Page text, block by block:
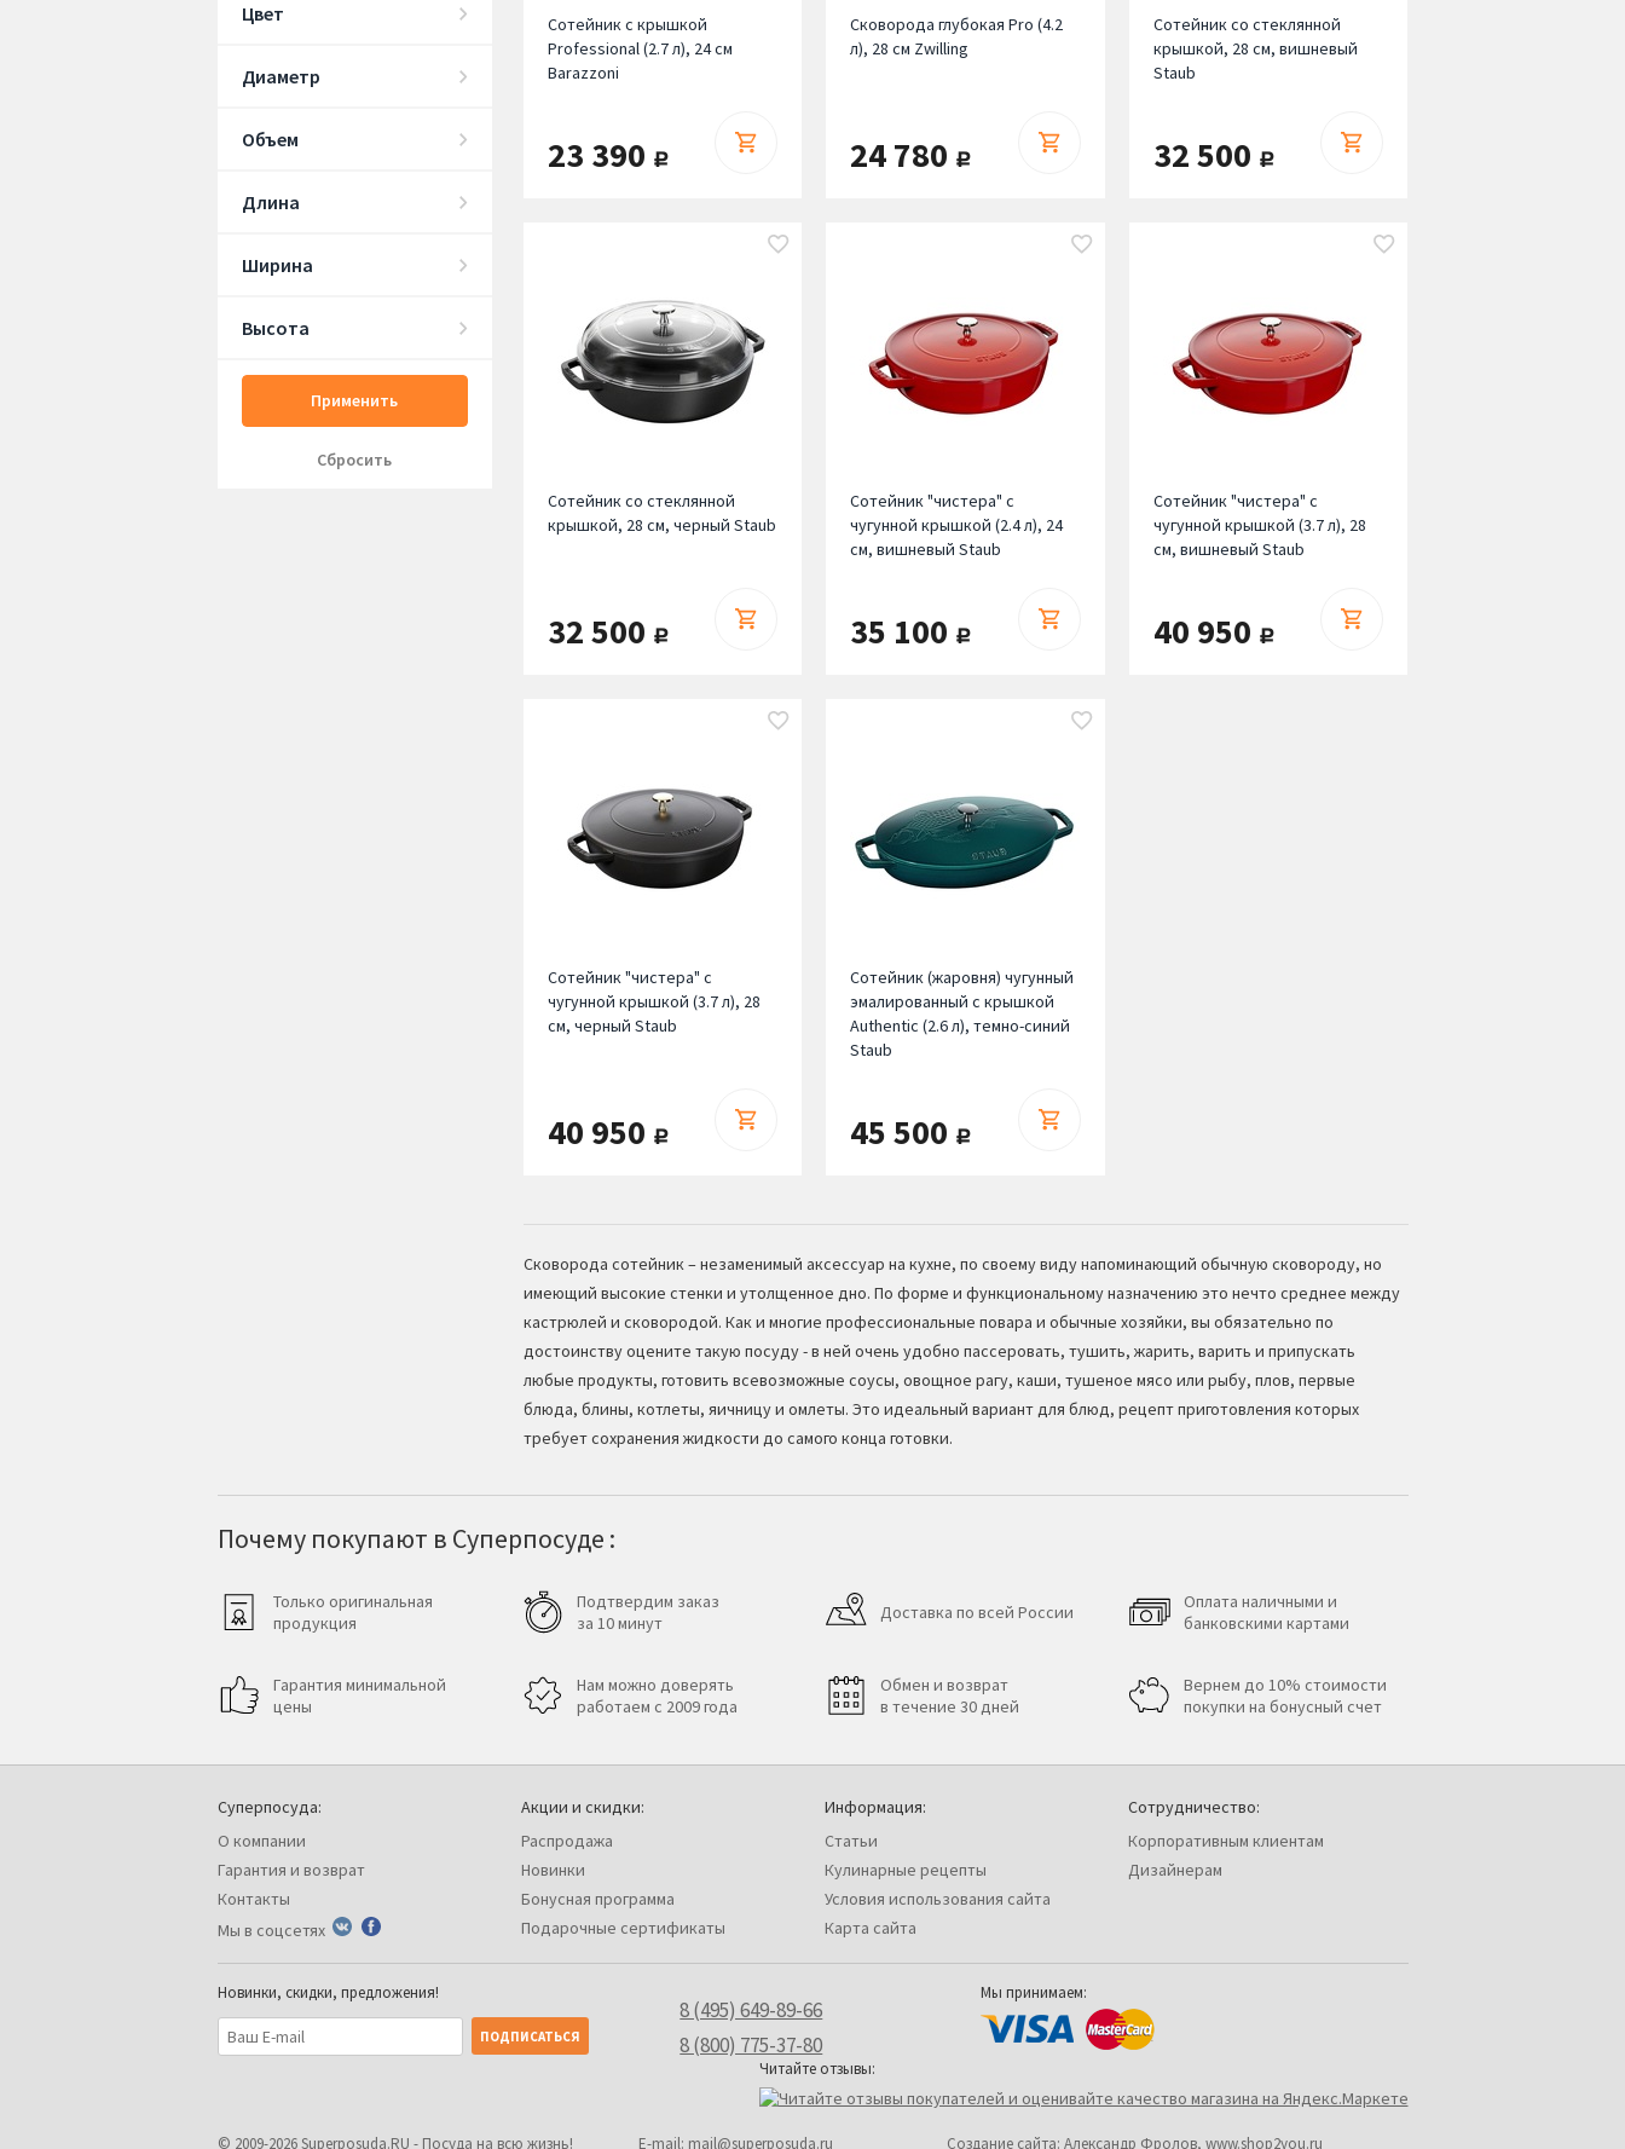
Сотейник с крышкой
Professional (2.7 л), 24 см
Barazzoni
23 390 руб.
Сковорода глубокая Pro (4.2
л), 28 см Zwilling
24 780 руб.
Сотейник со стеклянной
крышкой, 28 см, вишневый
Staub
32 500 руб.
Сотейник со стеклянной
крышкой, 28 см, черный Staub
32 500 руб.
Сотейник "чистера" с
чугунной крышкой (2.4 л), 24
см, вишневый Staub
35 100 руб.
Сотейник "чистера" с
чугунной крышкой (3.7 л), 28
см, вишневый Staub
40 950 руб.
Сотейник "чистера" с
чугунной крышкой (3.7 л), 28
см, черный Staub
40 950 руб.
Сотейник (жаровня) чугунный
эмалированный с крышкой
Authentic (2.6 л), темно-синий
Staub
45 500 руб.
Сковорода сотейник – незаменимый аксессуар на кухне, по своему виду напоминающий обычную сковороду, но
имеющий высокие стенки и утолщенное дно. По форме и функциональному назначению это нечто среднее между
кастрюлей и сковородой. Как и многие профессиональные повара и обычные хозяйки, вы обязательно по
достоинству оцените такую посуду - в ней очень удобно пассеровать, тушить, жарить, варить и припускать
любые продукты, готовить всевозможные соусы, овощное рагу, каши, тушеное мясо или рыбу, плов, первые
блюда, блины, котлеты, яичницу и омлеты. Это идеальный вариант для блюд, рецепт приготовления которых
требует сохранения жидкости до самого конца готовки.
Цвет
Диаметр
Объем
Длина
Ширина
Высота
Применить
Сбросить
Почему покупают в Суперпосуде :
Только оригинальная
продукция
Гарантия минимальной
цены
Подтвердим заказ
за 10 минут
Нам можно доверять
работаем с 2009 года
Доставка по всей России
Обмен и возврат
в течение 30 дней
Оплата наличными и
банковскими картами
Вернем до 10% стоимости
покупки на бонусный счет
Суперпосуда:
О компании
Гарантия и возврат
Контакты
Мы в соцсетях
Акции и скидки:
Распродажа
Новинки
Бонусная программа
Подарочные сертификаты
Информация:
Статьи
Кулинарные рецепты
Условия использования сайта
Карта сайта
Сотрудничество:
Корпоративным клиентам
Дизайнерам
Новинки, скидки, предложения!
8 (495) 649-89-66
8 (800) 775-37-80
Мы принимаем:
Читайте отзывы:
© 2009-2026Superposuda.RU - Посуда на всю жизнь! Е-mail: mail@superposuda.ru Создание сайта: Александр Фролов, www.shop2you.ru